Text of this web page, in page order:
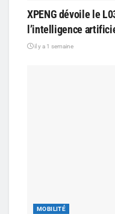
XPENG dévoile le
l’intelligence
il y a 1 semaine
MOBILITÉ